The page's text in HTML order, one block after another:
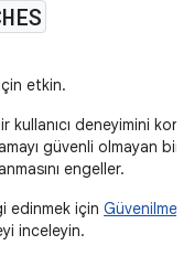
etkin.
deneyimini
güvenli olmayan bir
engeller.
edinmek için
inceleyin.